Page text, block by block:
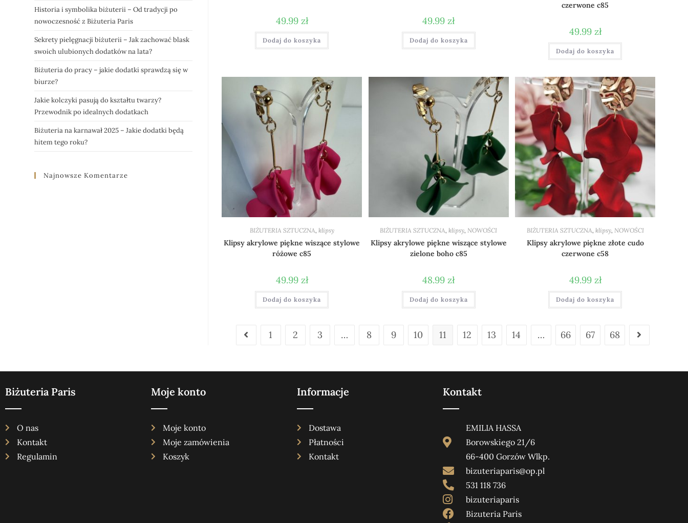
49.99 zł
Dodaj do koszyka
49.99zł
Dodaj do koszyka
czerwone c85
49.99 zł
Dodaj do koszyka
BIŻUTERIA SZTUCZNA klipsy
Klipsy akrylowe piękne wiszące stylowe
różowe c85
49.99 zł
Dodaj do koszyka
BIŻUTERIA SZTUCZNA ,klipsy NOWOŚCI
Klipsy akrylowe piękne wiszące stylowe
zielone boho c85
48.99zł
Dodaj do koszyka
BIŻUTERIA SZTUCZNA klipsy, NOWOŚCI
Klipsy akrylowe piękne złote cudo
czerwone c58
49.99 zł
Dodaj do koszyka
1 2 3 … 8 9 10 11 12 13 14 … 66 67 68
Historia i symbolika biżuterii – Od tradycji po
nowoczesność z Biżuteria Paris
Sekrety pielęgnacji biżuterii – Jak zachować blask
swoich ulubionych dodatków na lata?
Biżuteria do pracy – jakie dodatki sprawdzą się w
biurze?
Jakie kolczyki pasują do kształtu twarzy?
Przewodnik po idealnych dodatkach
Biżuteria na karnawał 2025 – Jakie dodatki będą
hitem tego roku?
Najnowsze Komentarze
Biżuteria Paris
O nas
Kontakt
Regulamin
Moje konto
Moje konto
Moje zamówienia
Koszyk
Informacje
Dostawa
Płatności
Kontakt
Kontakt
EMILIA HASSA
Borowskiego 21/6
66-400 Gorzów Wlkp.
bizuteriaparis@op.pl
531 118 736
bizuteriaparis
Bizuteria Paris